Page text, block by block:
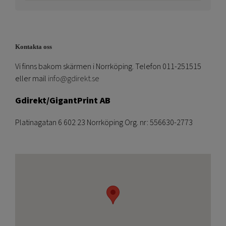
Kontakta oss
Vi finns bakom skärmen i Norrköping. Telefon 011-251515
eller mail info@gdirekt.se
Gdirekt/GigantPrint AB
Platinagatan 6 602 23 Norrköping Org. nr: 556630-2773